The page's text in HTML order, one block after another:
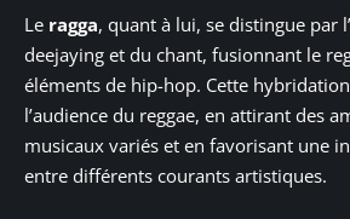
Le ragga, quant à lui, se distingue par
deejaying et du chant, fusionnant le
éléments de hip-hop. Cette
l’audience du reggae, en attirant des
musicaux variés et en favorisant une
entre différents courants artistiques.